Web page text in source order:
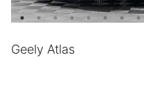
Geely Atlas